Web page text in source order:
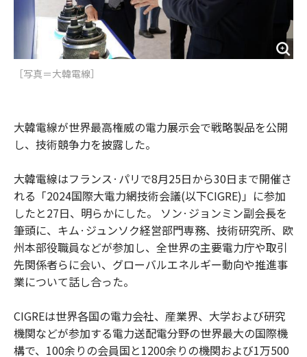
［写真＝大韓電線］
大韓電線が世界最高権威の電力展示会で戦略製品を公開
し、技術競争力を披露した。
大韓電線はフランス·パリで8月25日から30日まで開催さ
れる「2024国際大電力網技術会議(以下CIGRE)」に参加
したと27日、明らかにした。 ソン·ジョンミン副会長を
筆頭に、キム·ジュンソク経営部門専務、技術研究所、欧
州本部役職員などが参加し、全世界の主要電力庁や取引
先関係者らに会い、グローバルエネルギー動向や推進事
業について話し合った。
CIGREは世界各国の電力会社、産業界、大学および研究
機関などが参加する電力送配電分野の世界最大の国際機
構で、100余りの会員国と1200余りの機関および1万500